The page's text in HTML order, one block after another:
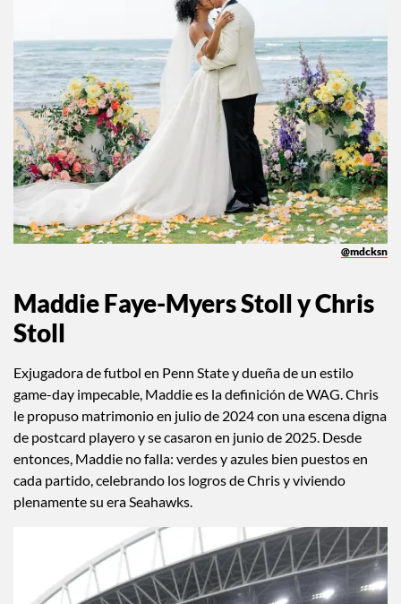
Maddie Faye-Myers Stoll y Chris
Stoll
Exjugadora de futbol en Penn State y dueña de un estilo
game-day impecable, Maddie es la definición de WAG. Chris
le propuso matrimonio en julio de 2024 con una escena digna
de postcard playero y se casaron en junio de 2025. Desde
entonces, Maddie no falla: verdes y azules bien puestos en
cada partido, celebrando los logros de Chris y viviendo
plenamente su era Seahawks.